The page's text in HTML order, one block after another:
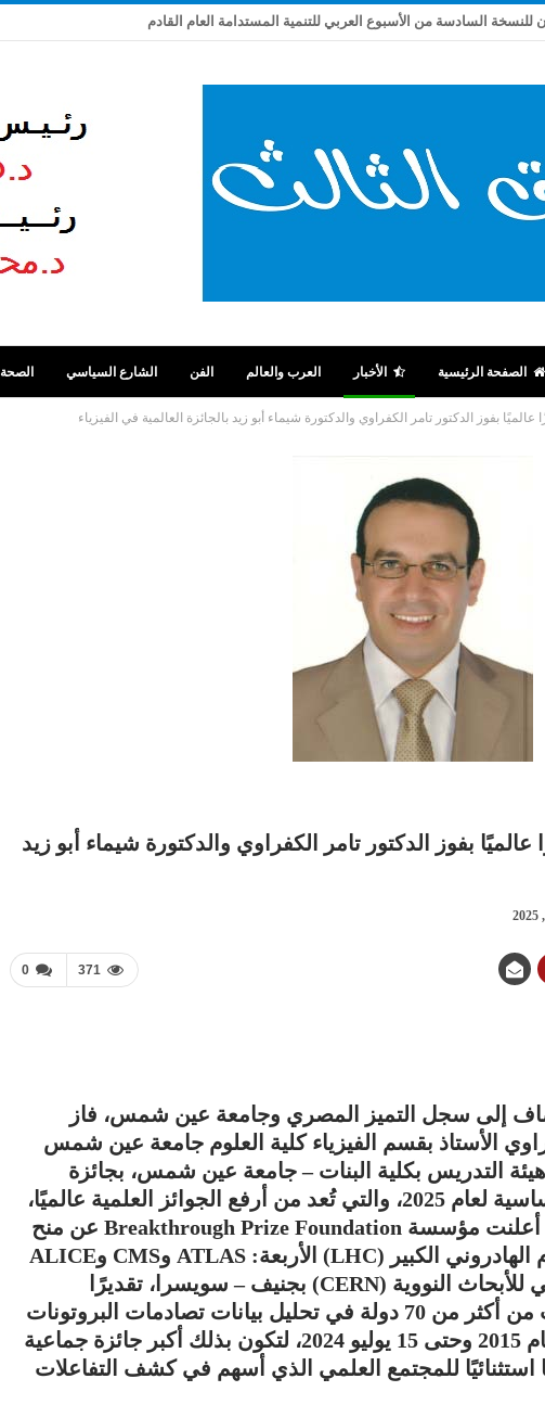
للنسخة السادسة من الأسبوع العربي للتنمية المستدامة العام القادم
الصفحة الرئيسية الأخبار العرب والعالم الفن الشارع السياسي الصحة
بفوز الدكتور تامر الكفراوي والدكتورة شيماء أبو زيد بالجائزة العالمية في الفيزياء
بفوز الدكتور تامر الكفراوي والدكتورة شيماء أبو زيد
0 371
إلى سجل التميز المصري وجامعة عين شمس، فاز
الأستاذ بقسم الفيزياء كلية العلوم جامعة عين شمس
التدريس بكلية البنات – جامعة عين شمس، بجائزة
Breakthrough في الفيزياء الأساسية لعام 2025، والتي تُعد من أرفع الجوائز العلمية عالميًا،
ويُطلق عليها “أوسكار العلوم”، أعلنت مؤسسة Breakthrough Prize Foundation عن منح
الجائزة الكبرى لتجارب المصادم الهادروني الكبير (LHC) الأربعة: ATLAS وCMS وALICE
وLHCb، التابعة للمركز الأوروبي للأبحاث النووية (CERN) بجنيف – سويسرا، تقديرًا
لمساهمة أكثر من 13,500 باحث من أكثر من 70 دولة في تحليل بيانات تصادمات البروتونات
ونشر نتائجها خلال الفترة من عام 2015 وحتى 15 يوليو 2024، لتكون بذلك أكبر جائزة جماعية
استثنائيًا للمجتمع العلمي الذي أسهم في كشف التفاعلات